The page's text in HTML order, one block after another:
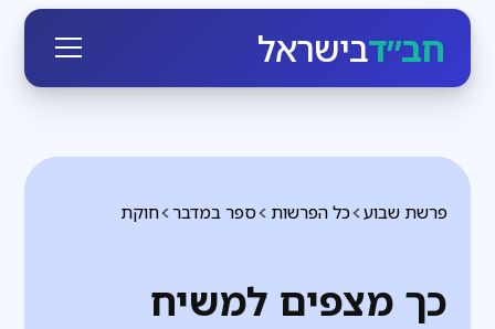
חב״דבישראל
חוקת ספר במדבר כל הפרשות פרשת שבוע
כך מצפים למשיח